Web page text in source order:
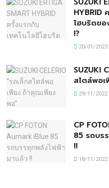
HYBRID
ไฮบริดข
!?
20/01/2023
SUZUKI
สไตล์พอ
29/11/2022
CP
85 รถบร
!!
18/11/2022